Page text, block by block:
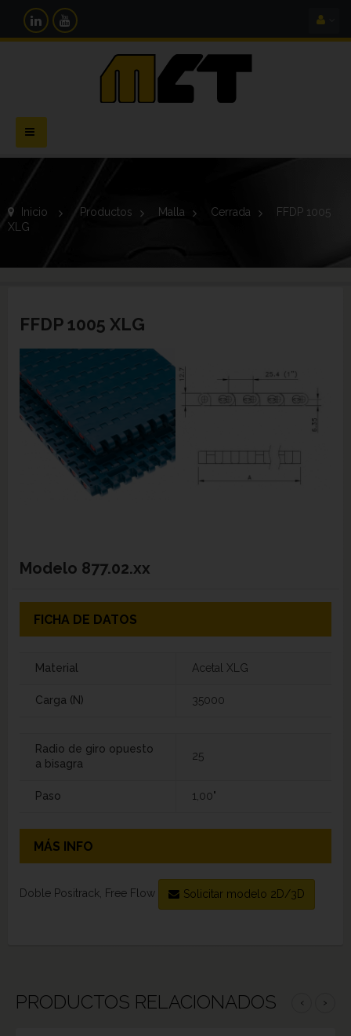
Navegación
Toggle
Inicio > Productos > Malla > Cerrada >
FFDP 1005
XLG
FFDP 1005 XLG
Modelo 877.02.xx
FICHA DE DATOS
Material Acetal XLG
Carga (N) 35000
Radio de giro opuesto
a bisagra
25
Paso 1,00"
MÁS INFO
Doble Positrack, Free Flow Solicitar modelo 2D/3D
PRODUCTOS RELACIONADOS ‹ ›